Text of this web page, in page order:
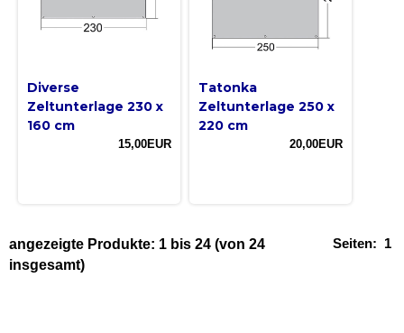
Diverse
Zeltunterlage 230 x
160 cm
15,00EUR
Tatonka
Zeltunterlage 250 x
220 cm
20,00EUR
Seiten: 1
angezeigte Produkte: 1 bis 24 (von 24
insgesamt)